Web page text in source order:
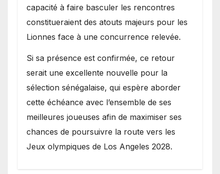
capacité à faire basculer les rencontres
constitueraient des atouts majeurs pour les
Lionnes face à une concurrence relevée.
Si sa présence est confirmée, ce retour
serait une excellente nouvelle pour la
sélection sénégalaise, qui espère aborder
cette échéance avec l’ensemble de ses
meilleures joueuses afin de maximiser ses
chances de poursuivre la route vers les
Jeux olympiques de Los Angeles 2028.